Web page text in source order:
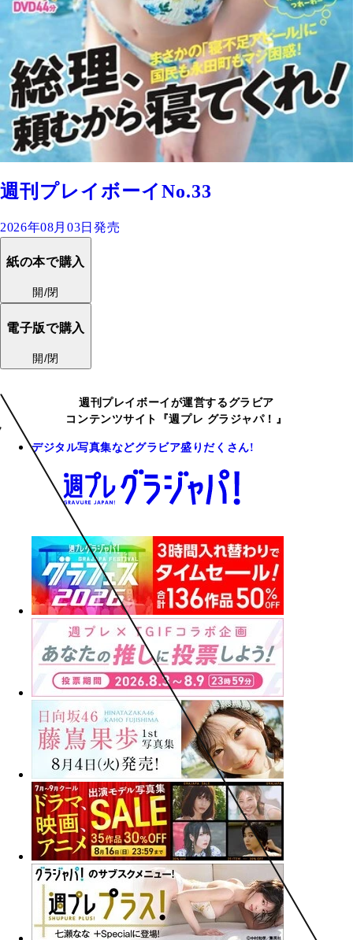
週刊プレイボーイNo.33
2026年08月03日発売
紙の本で購入
開/閉
電子版で購入
開/閉
週刊プレイボーイが運営するグラビア
コンテンツサイト『週プレ グラジャパ！』
デジタル写真集などグラビア盛りだくさん!